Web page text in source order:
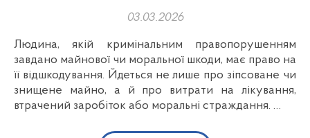
03.03.2026
Людина, якій кримінальним правопорушенням
завдано майнової чи моральної шкоди, має право на
її відшкодування. Йдеться не лише про зіпсоване чи
знищене майно, а й про витрати на лікування,
втрачений заробіток або моральні страждання. …